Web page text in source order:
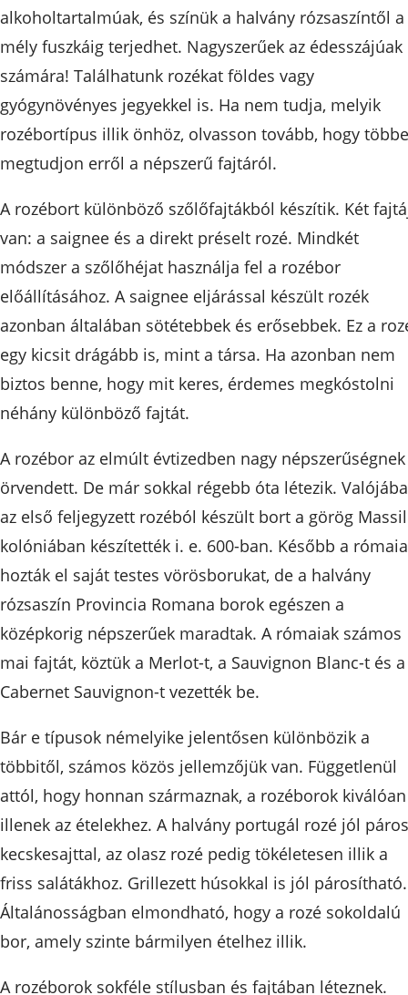
alkoholtartalmúak, és színük a halvány rózsaszíntől a
mély fuszkáig terjedhet. Nagyszerűek az édesszájúak
számára! Találhatunk rozékat földes vagy
gyógynövényes jegyekkel is. Ha nem tudja, melyik
rozébortípus illik önhöz, olvasson tovább, hogy
megtudjon erről a népszerű fajtáról.
A rozébort különböző szőlőfajtákból készítik. Két
van: a saignee és a direkt préselt rozé. Mindkét
módszer a szőlőhéjat használja fel a rozébor
előállításához. A saignee eljárással készült rozék
azonban általában sötétebbek és erősebbek. Ez a
egy kicsit drágább is, mint a társa. Ha azonban nem
biztos benne, hogy mit keres, érdemes megkóstolni
néhány különböző fajtát.
A rozébor az elmúlt évtizedben nagy népszerűségnek
örvendett. De már sokkal régebb óta létezik.
az első feljegyzett rozéból készült bort a görög
kolóniában készítették i. e. 600-ban. Később a
hozták el saját testes vörösborukat, de a halvány
rózsaszín Provincia Romana borok egészen a
középkorig népszerűek maradtak. A rómaiak számos
mai fajtát, köztük a Merlot-t, a Sauvignon Blanc-t és a
Cabernet Sauvignon-t vezették be.
Bár e típusok némelyike jelentősen különbözik a
többitől, számos közös jellemzőjük van. Függetlenül
attól, hogy honnan származnak, a rozéborok kiválóan
illenek az ételekhez. A halvány portugál rozé jól
kecskesajttal, az olasz rozé pedig tökéletesen illik a
friss salátákhoz. Grillezett húsokkal is jól párosítható.
Általánosságban elmondható, hogy a rozé sokoldalú
bor, amely szinte bármilyen ételhez illik.
A rozéborok sokféle stílusban és fajtában léteznek.